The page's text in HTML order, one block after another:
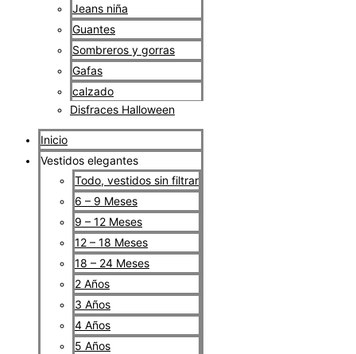
Jeans niña
Guantes
Sombreros y gorras
Gafas
calzado
Disfraces Halloween
Inicio
Vestidos elegantes
Todo, vestidos sin filtrar
6 – 9 Meses
9 – 12 Meses
12 – 18 Meses
18 – 24 Meses
2 Años
3 Años
4 Años
5 Años